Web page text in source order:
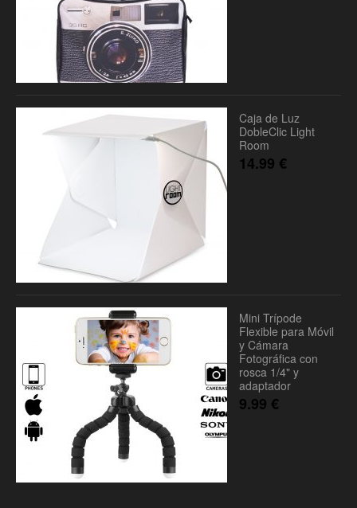
Caja de Luz
DobleClic Light
Room
14.99 €
Mini Trípode
Flexible para Móvil
y Cámara
Fotográfica con
rosca 1/4" y
adaptador
9.99 €